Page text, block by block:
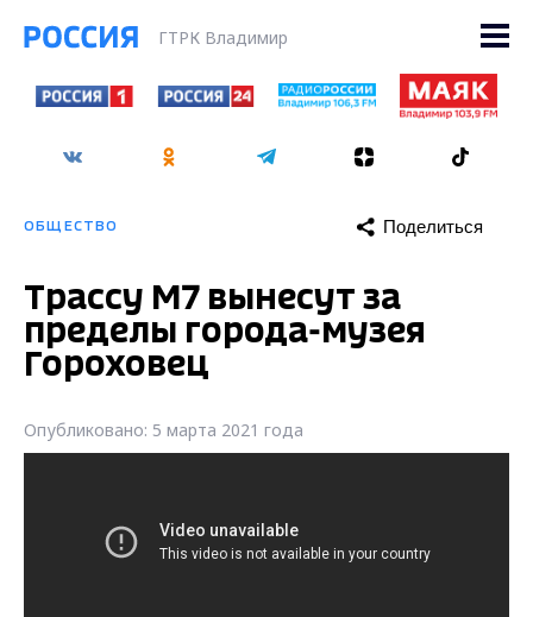
ГТРК Владимир
ОБЩЕСТВО Поделиться
Трассу М7 вынесут за
пределы города-музея
Гороховец
Опубликовано: 5 марта 2021 года